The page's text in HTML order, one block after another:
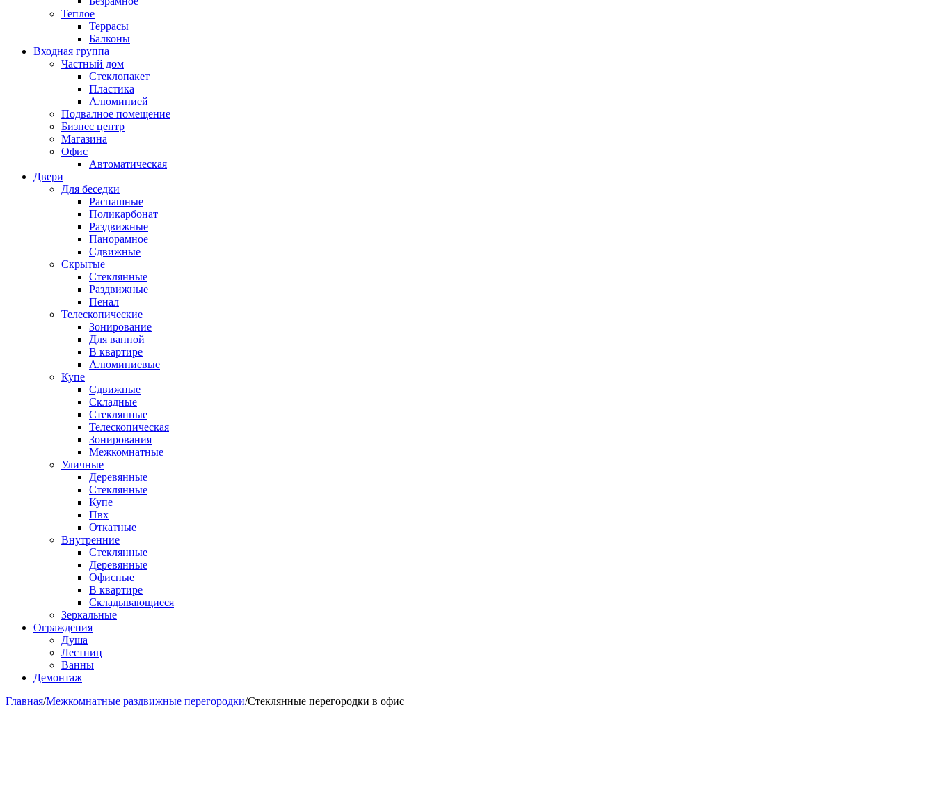
Теплое
Террасы
Балконы
Входная группа
Частный дом
Стеклопакет
Пластика
Алюминией
Подвалное помещение
Бизнес центр
Магазина
Офис
Автоматическая
Двери
Для беседки
Распашные
Поликарбонат
Раздвижные
Панорамное
Сдвижные
Скрытые
Стеклянные
Раздвижные
Пенал
Телескопические
Зонирование
Для ванной
В квартире
Алюминиевые
Купе
Сдвижные
Складные
Стеклянные
Телескопическая
Зонирования
Межкомнатные
Уличные
Деревянные
Стеклянные
Купе
Пвх
Откатные
Внутренние
Стеклянные
Деревянные
Офисные
В квартире
Складывающиеся
Зеркальные
Ограждения
Душа
Лестниц
Ванны
Демонтаж
Главная/Межкомнатные раздвижные перегородки/Стеклянные перегородки в офис